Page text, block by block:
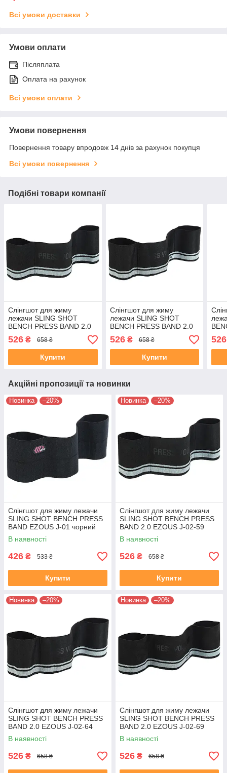
Всі умови доставки
Умови оплати
Післяплата
Оплата на рахунок
Всі умови оплати
Умови повернення
Повернення товару впродовж 14 днів за рахунок покупця
Всі умови повернення
Подібні товари компанії
Слінгшот для жиму
лежачи SLING SHOT
BENCH PRESS BAND 2.0
EZOUS J-02-59 чорний
526 ₴ 658 ₴
Купити
Слінгшот для жиму
лежачи SLING SHOT
BENCH PRESS BAND 2.0
EZOUS J-02-64 чорний
526₴ 658 ₴
Купити
526
Акційні пропозиції та новинки
Новинка –20%
Слінгшот для жиму лежачи
SLING SHOT BENCH PRESS
BAND EZOUS J-01 чорний
В наявності
426 ₴ 533 ₴
Купити
Новинка –20%
Слінгшот для жиму лежачи
SLING SHOT BENCH PRESS
BAND 2.0 EZOUS J-02-59
чорний
В наявності
526 ₴ 658 ₴
Купити
Новинка –20%
Слінгшот для жиму лежачи
SLING SHOT BENCH PRESS
BAND 2.0 EZOUS J-02-64
чорний
В наявності
526 ₴ 658 ₴
Новинка –20%
Слінгшот для жиму лежачи
SLING SHOT BENCH PRESS
BAND 2.0 EZOUS J-02-69
чорний
В наявності
526 ₴ 658 ₴